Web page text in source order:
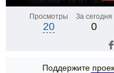
Просмотры
20
За сегодня
0
Поддержите